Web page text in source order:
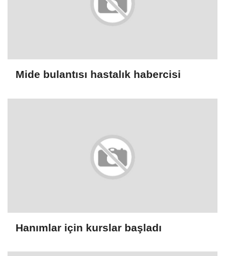
Mide bulantısı hastalık habercisi
Hanımlar için kurslar başladı